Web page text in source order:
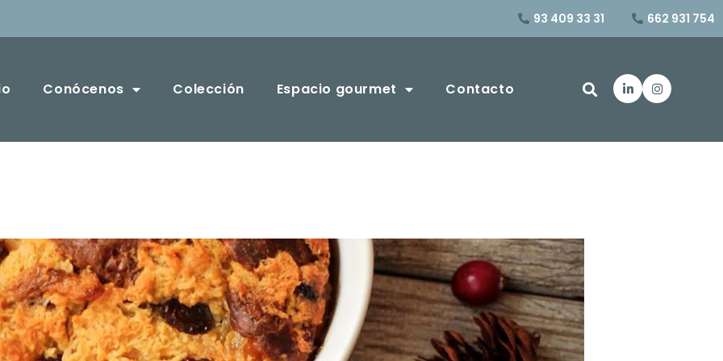
93 409 33 31 662 931 754
Conócenos Colección Espacio gourmet Contacto